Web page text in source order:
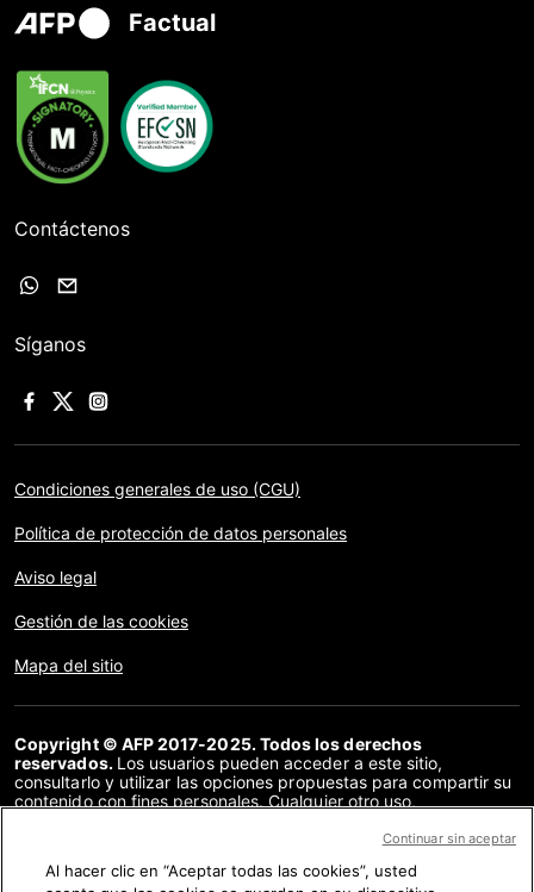
Factual
Contáctenos
Síganos
Condiciones generales de uso (CGU)
Política de protección de datos personales
Aviso legal
Gestión de las cookies
Mapa del sitio
Copyright © AFP 2017-2025. Todos los derechos
reservados. Los usuarios pueden acceder a este sitio,
consultarlo y utilizar las opciones propuestas para compartir su
contenido con fines personales. Cualquier otro uso,
distribución del contenido de este sitio, en su totalidad o en
acuerdo específico firmado con la AFP, está estrictamente
Al hacer clic en “Aceptar todas las cookies”, usted
Continuar sin aceptar